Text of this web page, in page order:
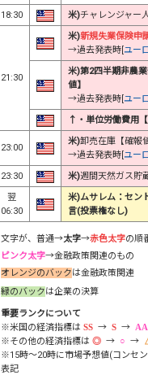
18:30
米)チャレンジャー
21:30
米)新規失業保険申
→過去発表時[ユー
米)第2四半期非農
値】
→過去発表時[ユー
↑・単位労働費用【
23:00
米)卸売在庫【確報
→過去発表時[ユー
23:30 米)週間天然ガス貯
翌
06:30
米)ムサレム：セン
言(投票権なし)
文字が、普通→太字→赤色太字の順
ピンク太字→金融政策関連のもの
オレンジのバックは金融政策関連
緑のバックは企業の決算
重要ランクについて
※米国の経済指標は
→ →
※その他の経済指標は
→ →
※15時～20時に市場予想値(コンセ
表記